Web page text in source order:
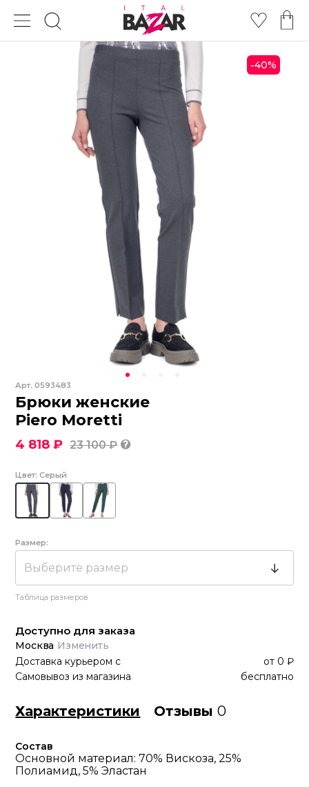
-40%
Арт.0593483
Брюки женские
Piero Moretti
4 818 ₽ 23 100 ₽
Цвет: Серый
Размер:
Выберите размер
Таблица размеров
Доступно для заказа
Москва Изменить
Доставка курьером с от 0 ₽
Самовывоз из магазина
бесплатно
Характеристики Отзывы0
Состав
Основной материал: 70% Вискоза, 25%
Полиамид, 5% Эластан